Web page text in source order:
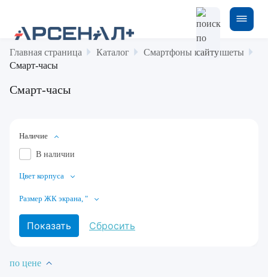
Главная страница Каталог
Смартфоны и планшеты
Смарт-часы
Смарт-часы
Наличие
В наличии
Цвет корпуса
Размер ЖК экрана, "
по цене